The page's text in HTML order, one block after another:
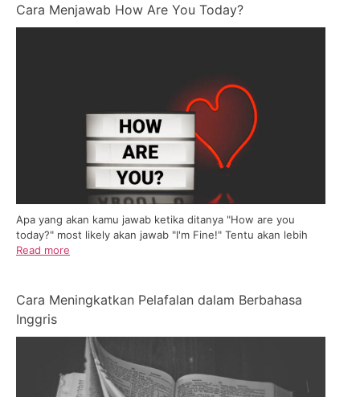
Cara Menjawab How Are You Today?
Apa yang akan kamu jawab ketika ditanya "How are you
today?" most likely akan jawab "I'm Fine!" Tentu akan lebih
Read more
Cara Meningkatkan Pelafalan dalam Berbahasa
Inggris